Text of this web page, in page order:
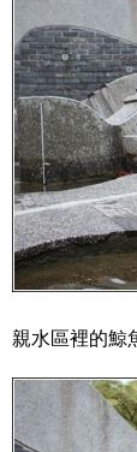
親水區裡的鯨